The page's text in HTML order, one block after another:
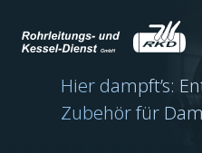
Hier dampft’s:
Zubehör für